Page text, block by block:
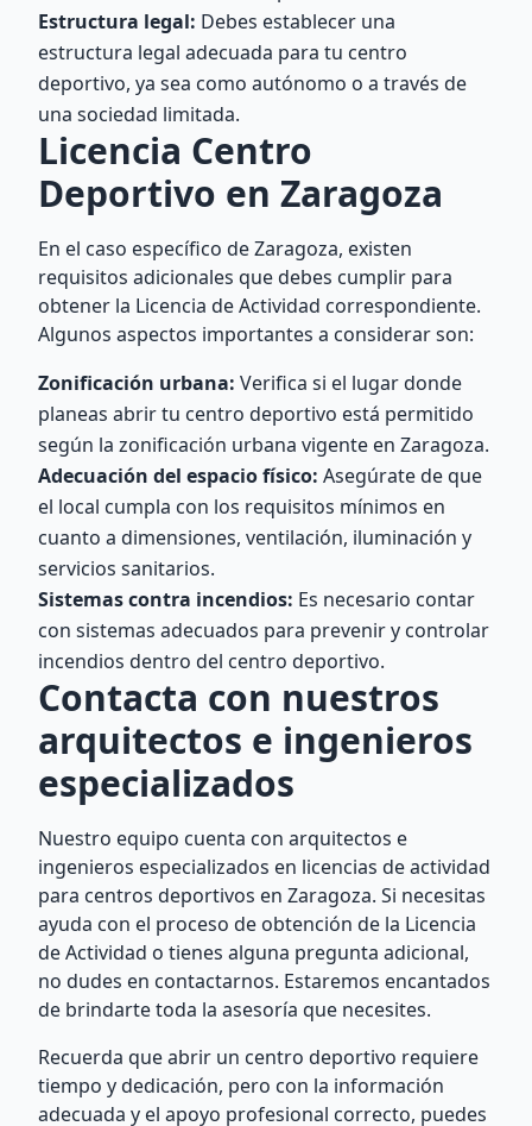
Estructura legal: Debes establecer una
estructura legal adecuada para tu centro
deportivo, ya sea como autónomo o a través de
una sociedad limitada.
Licencia Centro
Deportivo en Zaragoza
En el caso específico de Zaragoza, existen
requisitos adicionales que debes cumplir para
obtener la Licencia de Actividad correspondiente.
Algunos aspectos importantes a considerar son:
Zonificación urbana: Verifica si el lugar donde
planeas abrir tu centro deportivo está permitido
según la zonificación urbana vigente en Zaragoza.
Adecuación del espacio físico: Asegúrate de que
el local cumpla con los requisitos mínimos en
cuanto a dimensiones, ventilación, iluminación y
servicios sanitarios.
Sistemas contra incendios: Es necesario contar
con sistemas adecuados para prevenir y controlar
incendios dentro del centro deportivo.
Contacta con nuestros
arquitectos e ingenieros
especializados
Nuestro equipo cuenta con arquitectos e
ingenieros especializados en licencias de actividad
para centros deportivos en Zaragoza. Si necesitas
ayuda con el proceso de obtención de la Licencia
de Actividad o tienes alguna pregunta adicional,
no dudes en contactarnos. Estaremos encantados
de brindarte toda la asesoría que necesites.
Recuerda que abrir un centro deportivo requiere
tiempo y dedicación, pero con la información
adecuada y el apoyo profesional correcto, puedes